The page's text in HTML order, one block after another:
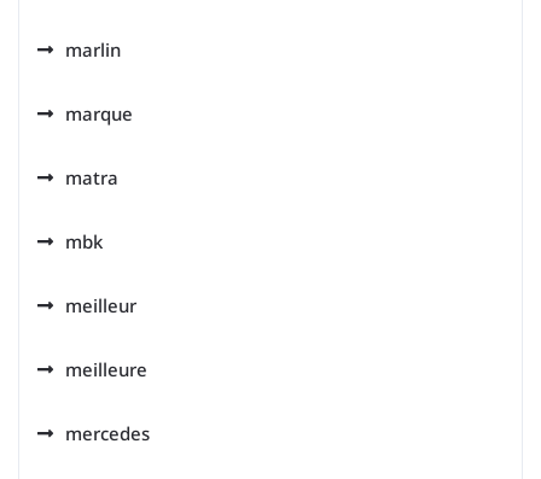
marlin
marque
matra
mbk
meilleur
meilleure
mercedes